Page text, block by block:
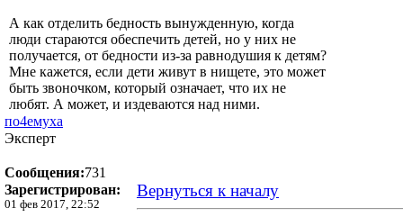
А как отделить бедность вынужденную, когда
люди стараются обеспечить детей, но у них не
получается, от бедности из-за равнодушия к детям?
Мне кажется, если дети живут в нищете, это может
быть звоночком, который означает, что их не
любят. А может, и издеваются над ними.
по4емуха
Эксперт
Сообщения:731
Зарегистрирован:
01 фев 2017, 22:52
Вернуться к началу